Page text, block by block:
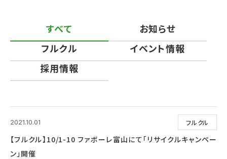
すべて
お知らせ
フルクル
イベント情報
採用情報
フルクル
2021.10.01
【フルクル】10/1-10 ファボーレ富山にて「リサイクルキャンペー
ン」開催